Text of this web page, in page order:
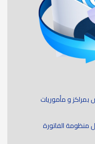
بمراكز و مأموريات
منظومة الفاتورة